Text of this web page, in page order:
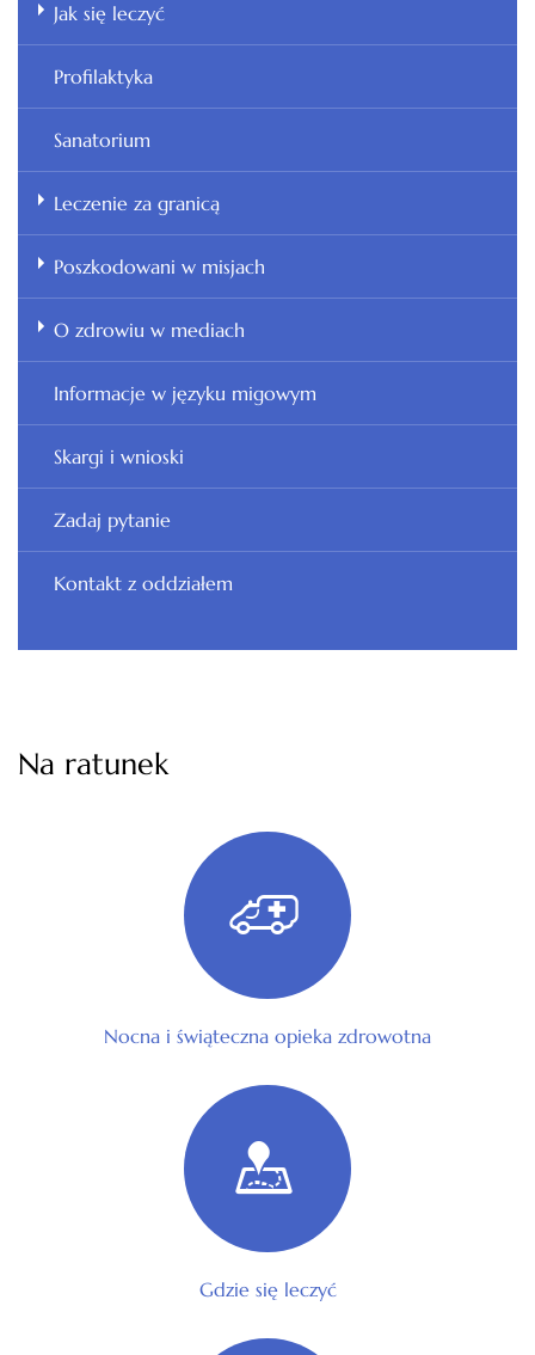
Jak się leczyć
Profilaktyka
Sanatorium
Leczenie za granicą
Poszkodowani w misjach
O zdrowiu w mediach
Informacje w języku migowym
Skargi i wnioski
Zadaj pytanie
Kontakt z oddziałem
Na ratunek
Nocna i świąteczna opieka zdrowotna
Gdzie się leczyć